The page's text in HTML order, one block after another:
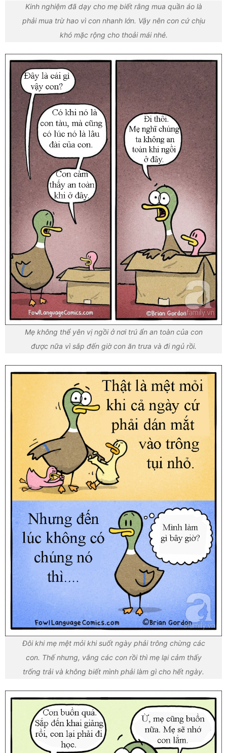
Kinh nghiệm đã dạy cho mẹ biết rằng mua quần áo là
phải mua trừ hao vì con nhanh lớn. Vậy nên con cứ chịu
khó mặc rộng cho thoải mái nhé.
Mẹ không thể yên vị ngồi ở nơi trú ẩn an toàn của con
được nữa vì sắp đến giờ con ăn trưa và đi ngủ rồi.
Đôi khi mẹ mệt mỏi khi suốt ngày phải trông chừng các
con. Thế nhưng, vắng các con rồi thì mẹ lại cảm thấy
trống trải và không biết mình phải làm gì cho hết ngày.